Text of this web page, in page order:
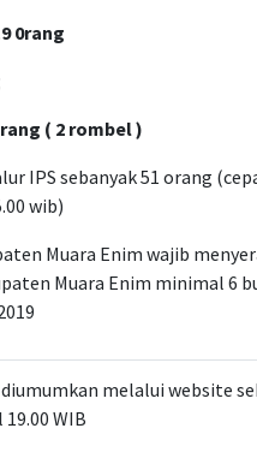
0rang
( 2 rombel )
IPS sebanyak 51 orang
wib)
Muara Enim wajib
Muara Enim minimal 6
diumumkan melalui website
WIB